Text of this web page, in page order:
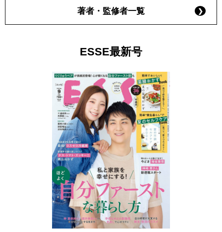
著者・監修者一覧
ESSE最新号